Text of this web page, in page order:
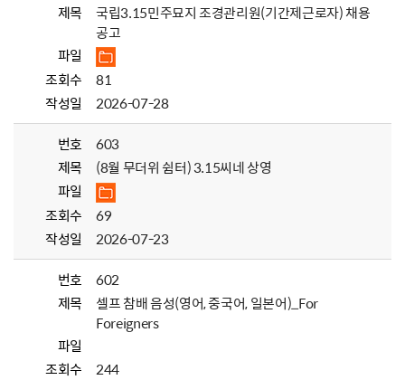
제목
국립3.15민주묘지 조경관리원(기간제근로자) 채용
공고
파일
조회수
81
작성일
2026-07-28
번호
603
제목
(8월 무더위 쉼터) 3.15씨네 상영
파일
조회수
69
작성일
2026-07-23
번호
602
제목
셀프 참배 음성(영어, 중국어, 일본어)_For
Foreigners
파일
조회수
244